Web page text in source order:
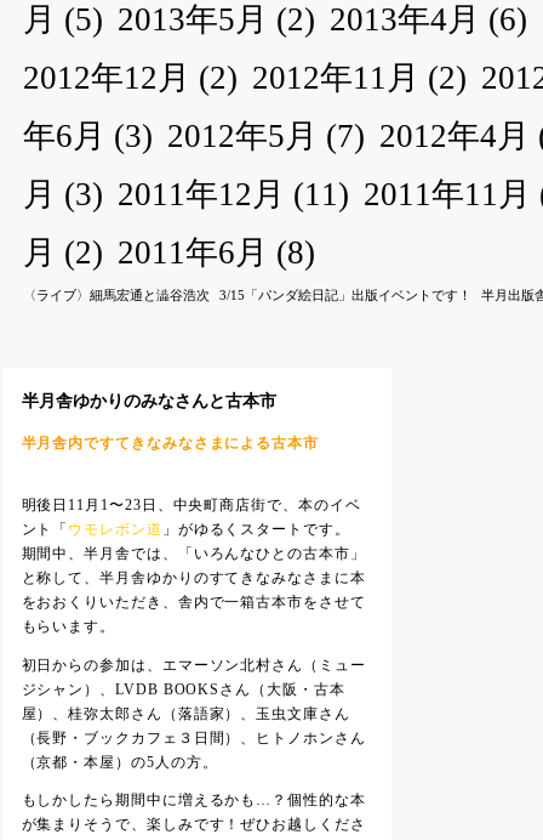
月 (5) 2013年5月 (2) 2013年4月 (6)
2012年12月 (2) 2012年11月 (2)
年6月 (3) 2012年5月 (7) 2012年4月
月 (3) 2011年12月 (11) 2011年11月
月 (2) 2011年6月 (8)
〈ライブ〉細馬宏通と澁谷浩次 3/15「パンダ絵日記」出版イベントです！ 半月出版
半月舎ゆかりのみなさんと古本市
半月舎内ですてきなみなさまによる古本市
明後日11月1〜23日、中央町商店街で、本のイベ
ント「 ウモレボン道 」がゆるくスタートです。
期間中、半月舎では、「いろんなひとの古本市」
と称して、半月舎ゆかりのすてきなみなさまに本
をおおくりいただき、舎内で一箱古本市をさせて
もらいます。
初日からの参加は、エマーソン北村さん（ミュー
ジシャン）、LVDB BOOKSさん（大阪・古本
屋）、桂弥太郎さん（落語家）、玉虫文庫さん
（長野・ブックカフェ３日間）、ヒトノホンさん
（京都・本屋）の5人の方。
もしかしたら期間中に増えるかも…？個性的な本
が集まりそうで、楽しみです！ぜひお越しくださ